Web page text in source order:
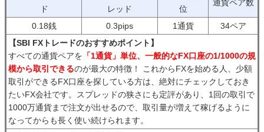
ド
レッド
位
通貨ペア数
0.18銭 0.3pips 1通貨
34ペア
【SBI FXトレードのおすすめポイント】
すべての通貨ペアを 「1通貨」単位、一般的なFX口座の1/1000の規
模から取引できるのが最大の特徴！ これからFXを始める人、少額
取引ができるFX口座を探している方は、絶対にチェックしておき
たいFX会社です。スプレッドの狭さにも定評があり、1回の取引で
1000万通貨まで注文が出せるので、取引量が増えて稼げるように
なってからも長く使い続けられます。